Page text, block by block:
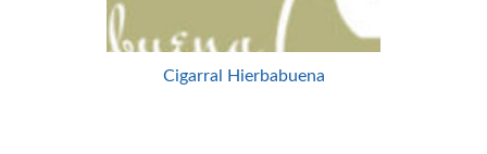
Cigarral Hierbabuena